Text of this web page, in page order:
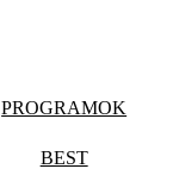
PROGRAMOK
BEST